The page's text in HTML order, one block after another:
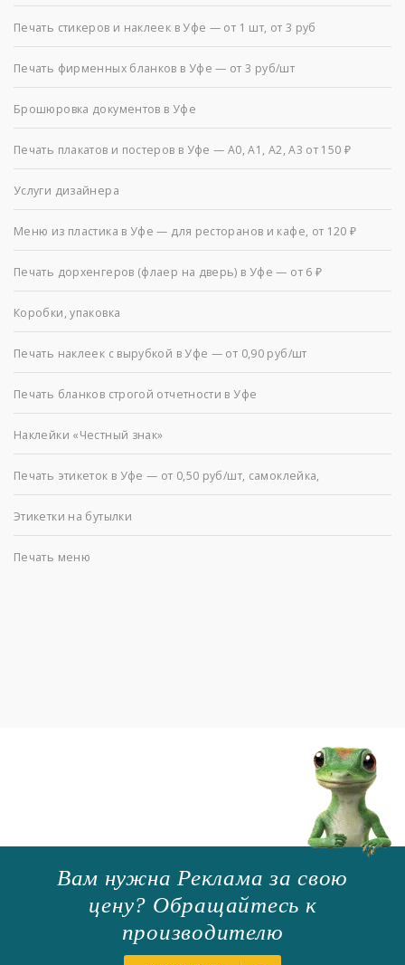
Печать стикеров и наклеек в Уфе — от 1 шт, от 3 руб
Печать фирменных бланков в Уфе — от 3 руб/шт
Брошюровка документов в Уфе
Печать плакатов и постеров в Уфе — А0, А1, А2, А3 от 150 ₽
Услуги дизайнера
Меню из пластика в Уфе — для ресторанов и кафе, от 120 ₽
Печать дорхенгеров (флаер на дверь) в Уфе — от 6 ₽
Коробки, упаковка
Печать наклеек с вырубкой в Уфе — от 0,90 руб/шт
Печать бланков строгой отчетности в Уфе
Наклейки «Честный знак»
Печать этикеток в Уфе — от 0,50 руб/шт, самоклейка,
Этикетки на бутылки
Печать меню
Вам нужна Реклама за свою
цену? Обращайтесь к
производителю